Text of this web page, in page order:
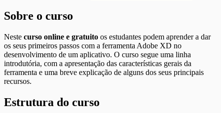
Sobre o curso
Neste curso online e gratuito os estudantes podem aprender a dar
os seus primeiros passos com a ferramenta Adobe XD no
desenvolvimento de um aplicativo. O curso segue uma linha
introdutória, com a apresentação das características gerais da
ferramenta e uma breve explicação de alguns dos seus principais
recursos.
Estrutura do curso